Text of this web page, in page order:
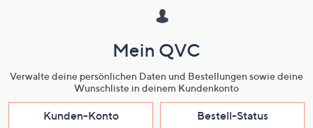
Mein QVC
Verwalte deine persönlichen Daten und Bestellungen sowie deine
Wunschliste in deinem Kundenkonto
Kunden-Konto Bestell-Status